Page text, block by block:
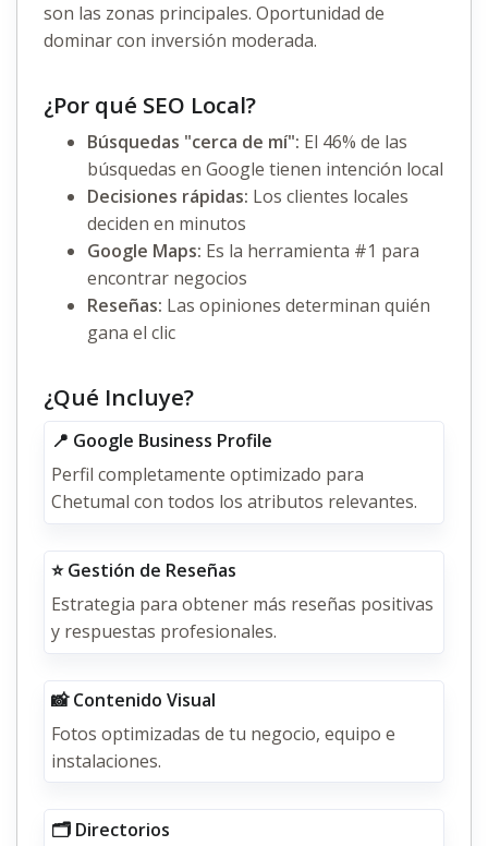
son las zonas principales. Oportunidad de
dominar con inversión moderada.
¿Por qué SEO Local?
Búsquedas "cerca de mí": El 46% de las
búsquedas en Google tienen intención local
Decisiones rápidas: Los clientes locales
deciden en minutos
Google Maps: Es la herramienta #1 para
encontrar negocios
Reseñas: Las opiniones determinan quién
gana el clic
¿Qué Incluye?
📍 Google Business Profile
Perfil completamente optimizado para
Chetumal con todos los atributos relevantes.
⭐ Gestión de Reseñas
Estrategia para obtener más reseñas positivas
y respuestas profesionales.
📸 Contenido Visual
Fotos optimizadas de tu negocio, equipo e
instalaciones.
🗂️ Directorios